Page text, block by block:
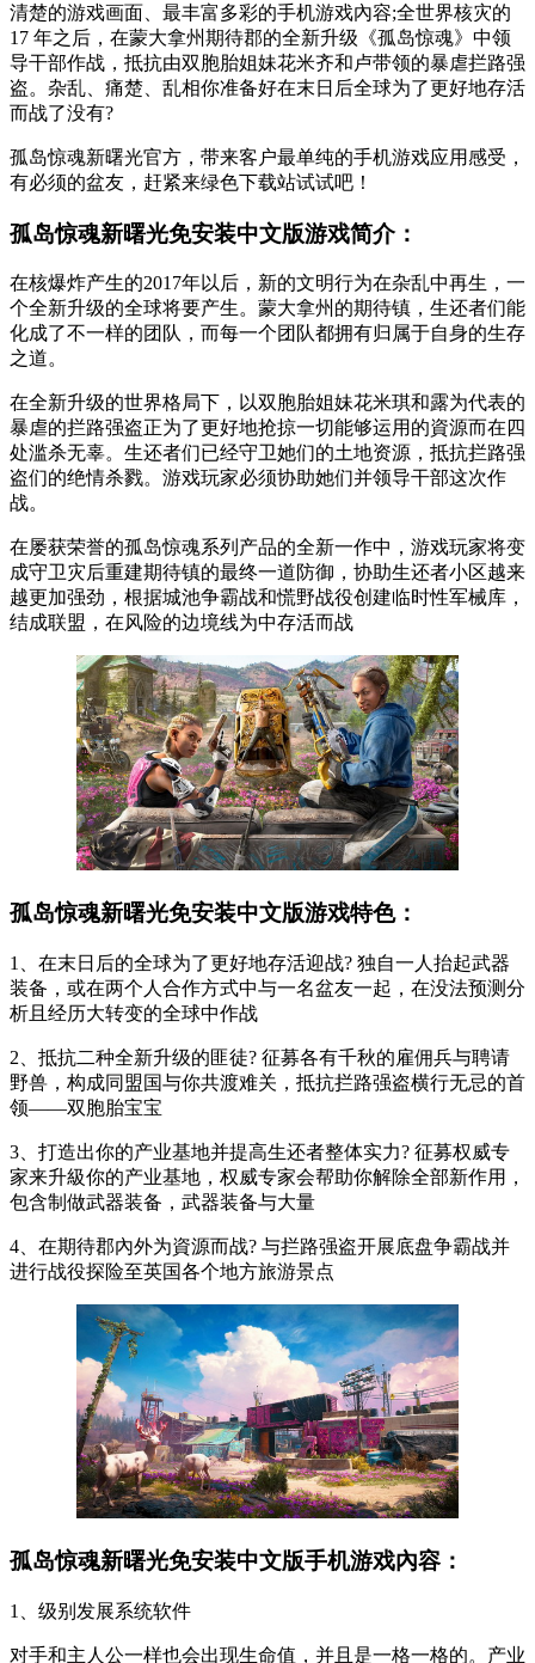
清楚的游戏画面、最丰富多彩的手机游戏內容;全世界核灾的
17 年之后，在蒙大拿州期待郡的全新升级《孤岛惊魂》中领
导干部作战，抵抗由双胞胎姐妹花米齐和卢带领的暴虐拦路强
盗。杂乱、痛楚、乱相你准备好在末日后全球为了更好地存活
而战了没有?
孤岛惊魂新曙光官方，带来客户最单纯的手机游戏应用感受，
有必须的盆友，赶紧来绿色下载站试试吧！
孤岛惊魂新曙光免安装中文版游戏简介：
在核爆炸产生的2017年以后，新的文明行为在杂乱中再生，一
个全新升级的全球将要产生。蒙大拿州的期待镇，生还者们能
化成了不一样的团队，而每一个团队都拥有归属于自身的生存
之道。
在全新升级的世界格局下，以双胞胎姐妹花米琪和露为代表的
暴虐的拦路强盗正为了更好地抢掠一切能够运用的資源而在四
处滥杀无辜。生还者们已经守卫她们的土地资源，抵抗拦路强
盗们的绝情杀戮。游戏玩家必须协助她们并领导干部这次作
战。
在屡获荣誉的孤岛惊魂系列产品的全新一作中，游戏玩家将变
成守卫灾后重建期待镇的最终一道防御，协助生还者小区越来
越更加强劲，根据城池争霸战和慌野战役创建临时性军械库，
结成联盟，在风险的边境线为中存活而战
孤岛惊魂新曙光免安装中文版游戏特色：
1、在末日后的全球为了更好地存活迎战? 独自一人抬起武器
装备，或在两个人合作方式中与一名盆友一起，在没法预测分
析且经历大转变的全球中作战
2、抵抗二种全新升级的匪徒? 征募各有千秋的雇佣兵与聘请
野兽，构成同盟国与你共渡难关，抵抗拦路强盗横行无忌的首
领——双胞胎宝宝
3、打造出你的产业基地并提高生还者整体实力? 征募权威专
家来升級你的产业基地，权威专家会帮助你解除全部新作用，
包含制做武器装备，武器装备与大量
4、在期待郡內外为資源而战? 与拦路强盗开展底盘争霸战并
进行战役探险至英国各个地方旅游景点
孤岛惊魂新曙光免安装中文版手机游戏內容：
1、级别发展系统软件
对手和主人公一样也会出现生命值，并且是一格一格的。产业